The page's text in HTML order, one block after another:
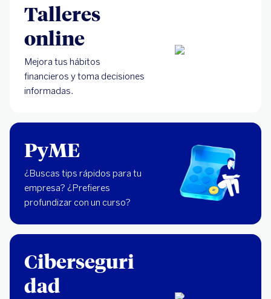
Talleres
online
Mejora tus hábitos
financieros y toma decisiones
informadas.
PyME
¿Buscas tips rápidos para tu
empresa? ¿Prefieres
profundizar con un curso?
Ciberseguri
dad